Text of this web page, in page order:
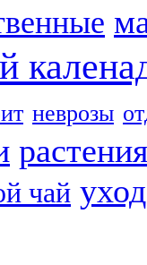
неврозы
растения
чай уход